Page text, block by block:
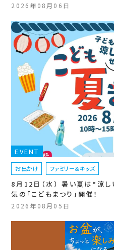
2026年08月06日
EVENT
お出かけ ファミリー＆キッズ
8月12日（水） 暑い夏は“涼
気の「こどもまつり」開催！
2026年08月05日